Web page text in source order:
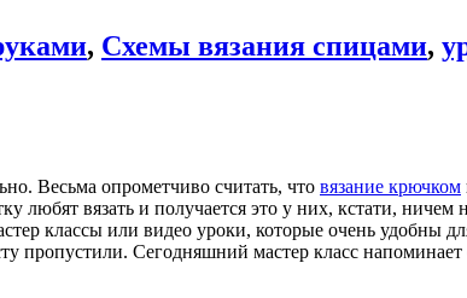
, Схемы вязания спицами,
Весьма опрометчиво считать, что вязание крючком
любят вязать и получается это у них, кстати,
классы или видео уроки, которые очень удобны
пропустили. Сегодняшний мастер класс